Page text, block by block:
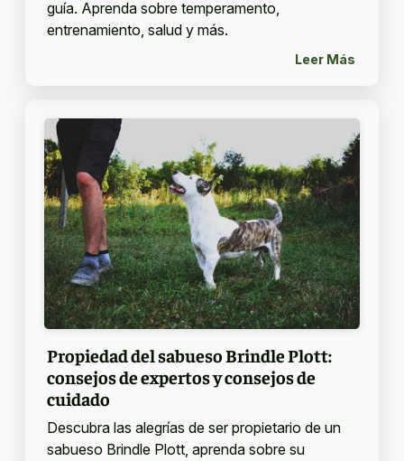
guía. Aprenda sobre temperamento,
entrenamiento, salud y más.
Leer Más
Propiedad del sabueso Brindle Plott:
consejos de expertos y consejos de
cuidado
Descubra las alegrías de ser propietario de un
sabueso Brindle Plott, aprenda sobre su